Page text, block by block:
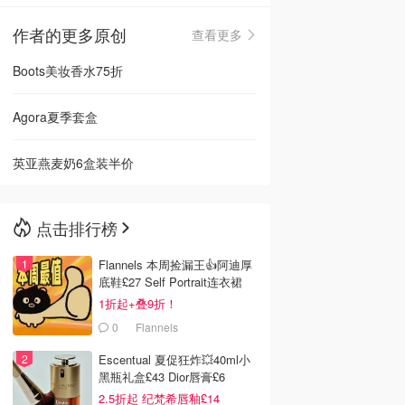
🇳🇿新西兰
作者的更多原创
查看更多
Boots美妆香水75折
Agora夏季套盒
英亚燕麦奶6盒装半价
点击排行榜
Flannels 本周捡漏王👍阿迪厚
底鞋£27 Self Portrait连衣裙
£63
1折起+叠9折！
0 Flannels
Escentual 夏促狂炸💥40ml小
黑瓶礼盒£43 Dior唇膏£6
2.5折起 纪梵希唇釉£14